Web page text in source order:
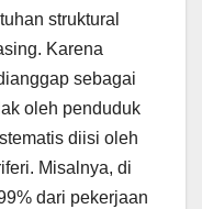
struktural
Karena
sebagai
oleh penduduk
diisi oleh
Misalnya, di
dari pekerjaan